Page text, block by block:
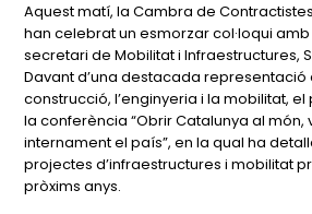
Aquest matí, la Cambra de Contractistes
han celebrat un esmorzar col·loqui
secretari de Mobilitat i Infraestructures,
Davant d’una destacada representació
construcció, l’enginyeria i la mobilitat,
la conferència “Obrir Catalunya al món,
internament el país”, en la qual ha
projectes d’infraestructures i mobilitat
pròxims anys.